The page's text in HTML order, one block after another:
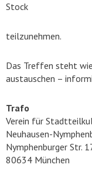
Stock
teilzunehmen.
Das Treffen steht
austauschen –
Trafo
Verein für
Neuhausen-
Nymphenburger Str.
80634 München